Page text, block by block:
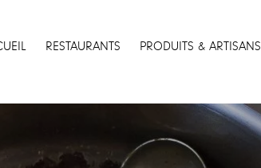
RESTAURANTS PRODUITS & ARTISANS